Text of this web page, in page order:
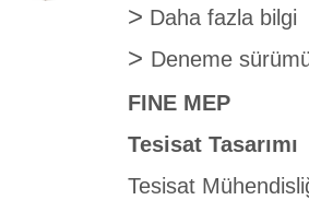
> Daha fazla bilgi
> Deneme
FINE MEP
Tesisat Tasarımı
Tesisat